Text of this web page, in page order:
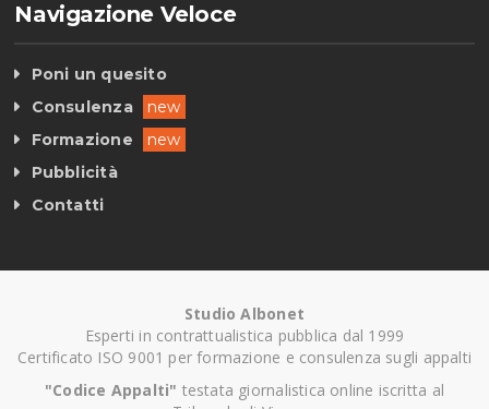
Navigazione Veloce
Poni un quesito
Consulenza
new
Formazione
new
Pubblicità
Contatti
Studio Albonet
Esperti in contrattualistica pubblica dal 1999
Certificato ISO 9001 per formazione e consulenza sugli appalti
"Codice Appalti" testata giornalistica online iscritta al